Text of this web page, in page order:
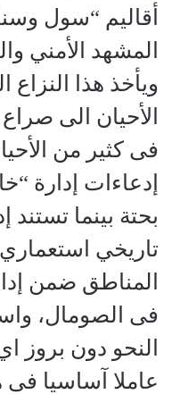
أقاليم “سول
المشهد الأمني
ويأخذ هذا
الأحيان الى
فى كثير من
إدعاءات إدارة
بحتة بينما تستند
تاريخي
المناطق ضمن
فى الصومال،
النحو دون
عاملا آساسيا